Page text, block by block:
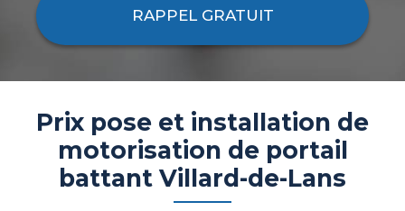
RAPPEL GRATUIT
Prix pose et installation de
motorisation de portail
battant Villard-de-Lans